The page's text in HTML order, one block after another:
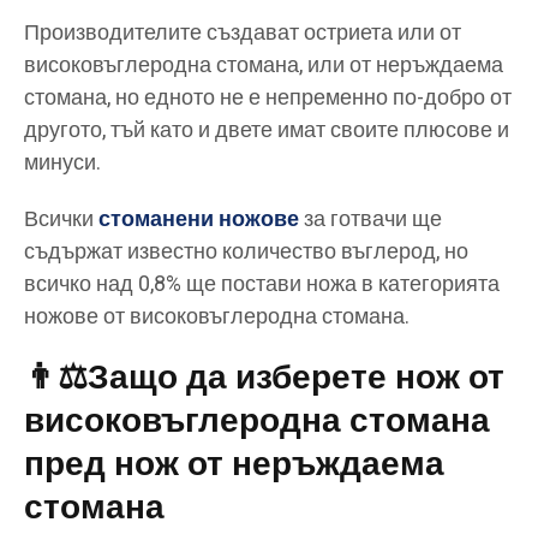
Производителите създават остриета или от
високовъглеродна стомана, или от неръждаема
стомана, но едното не е непременно по-добро от
другото, тъй като и двете имат своите плюсове и
минуси.
Всичкистоманени ножовеза готвачи ще
съдържат известно количество въглерод, но
всичко над 0,8% ще постави ножа в категорията
ножове от високовъглеродна стомана.
👨⚖️Защо да изберете нож от
високовъглеродна стомана
пред нож от неръждаема
стомана